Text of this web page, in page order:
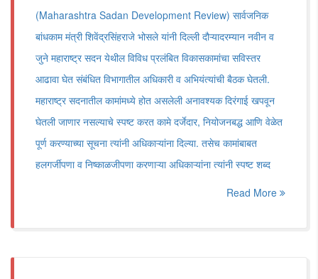
(Maharashtra Sadan Development Review) सार्वजनिक
बांधकाम मंत्री शिवेंद्रसिंहराजे भोसले यांनी दिल्ली दौऱ्यादरम्यान नवीन व
जुने महाराष्ट्र सदन येथील विविध प्रलंबित विकासकामांचा सविस्तर
आढावा घेत संबंधित विभागातील अधिकारी व अभियंत्यांची बैठक घेतली.
महाराष्ट्र सदनातील कामांमध्ये होत असलेली अनावश्यक दिरंगाई खपवून
घेतली जाणार नसल्याचे स्पष्ट करत कामे दर्जेदार, नियोजनबद्ध आणि वेळेत
पूर्ण करण्याच्या सूचना त्यांनी अधिकाऱ्यांना दिल्या. तसेच कामांबाबत
हलगर्जीपणा व निष्काळजीपणा करणाऱ्या अधिकाऱ्यांना त्यांनी स्पष्ट शब्द
Read More